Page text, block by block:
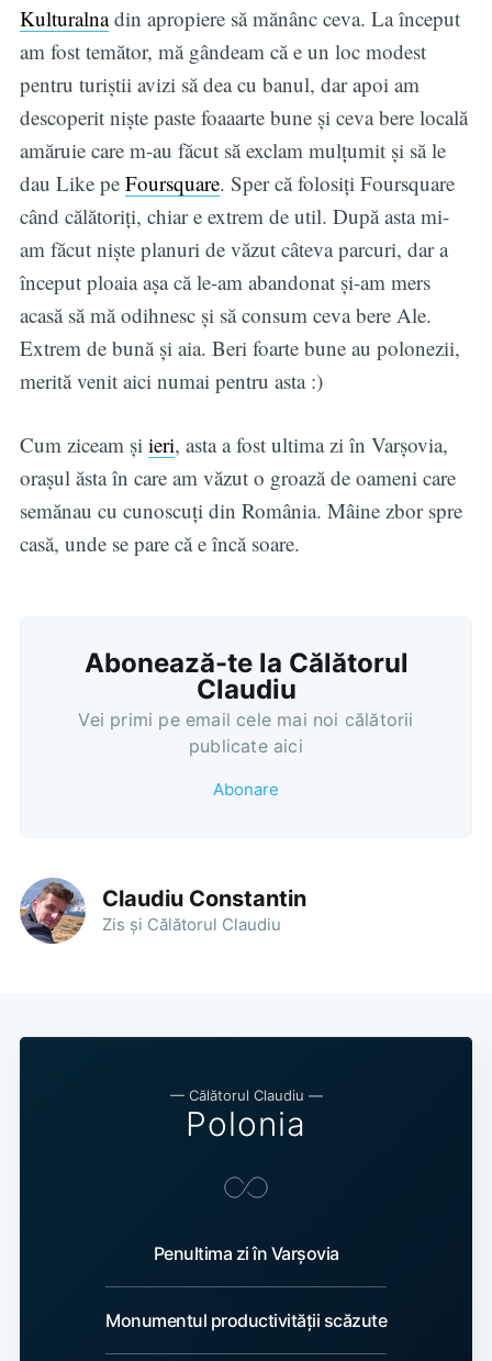
Kulturalnadin apropiere să mănânc ceva. La început
am fost temător, mă gândeam că e un loc modest
pentru turiștii avizi să dea cu banul, dar apoi am
descoperit niște paste foaaarte bune și ceva bere locală
amăruie care m-au făcut să exclam mulțumit și să le
dau Like pe Foursquare. Sper că folosiți Foursquare
când călătoriți, chiar e extrem de util. După asta mi-
am făcut niște planuri de văzut câteva parcuri, dar a
început ploaia așa că le-am abandonat și-am mers
acasă să mă odihnesc și să consum ceva bere Ale.
Extrem de bună și aia. Beri foarte bune au polonezii,
merită venit aici numai pentru asta :)
Cum ziceam și ieri, asta a fost ultima zi în Varșovia,
orașul ăsta în care am văzut o groază de oameni care
semănau cu cunoscuți din România. Mâine zbor spre
casă, unde se pare că e încă soare.
Abonează-te la Călătorul
Claudiu
Vei primi pe email cele mai noi călătorii
publicate aici
Abonare
Claudiu Constantin
Zis și Călătorul Claudiu
— Călătorul Claudiu —
Polonia
Penultima zi în Varșovia
Monumentul productivității scăzute